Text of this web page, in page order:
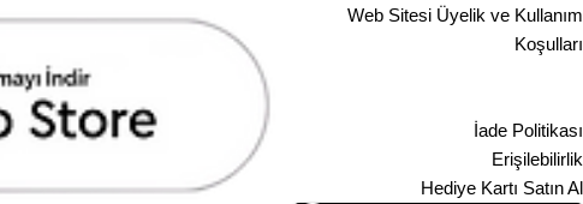
Web Sitesi Üyelik ve Kullanım
Koşulları
İade Politikası
Erişilebilirlik
Hediye Kartı Satın Al